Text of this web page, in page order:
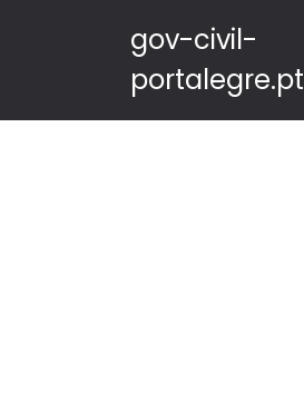
gov-civil-
portalegre.pt